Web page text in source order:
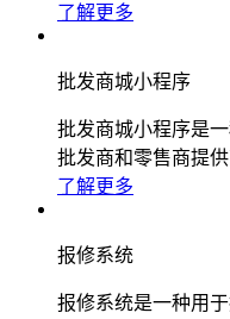
了解更多
批发商城小程序
批发商城小程序是
批发商和零售商提供
了解更多
报修系统
报修系统是一种用